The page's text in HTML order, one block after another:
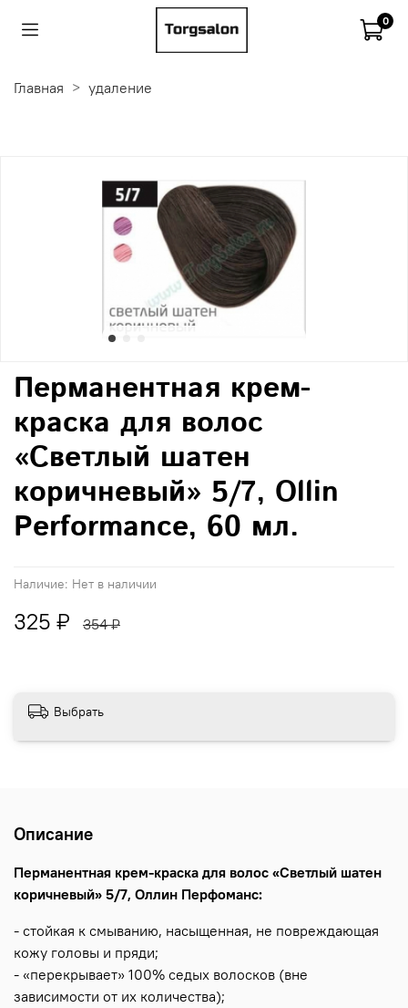
0
Главная удаление
Наличие: Нет в наличии
Перманентная крем-
краска для волос
«Светлый шатен
коричневый» 5/7, Ollin
Performance, 60 мл.
325 ₽ 354 ₽
Выбрать
Описание
Перманентная крем-краска для волос «Светлый шатен
коричневый» 5/7, Оллин Перфоманс:
- стойкая к смыванию, насыщенная, не повреждающая
кожу головы и пряди;
- «перекрывает» 100% седых волосков (вне
зависимости от их количества);